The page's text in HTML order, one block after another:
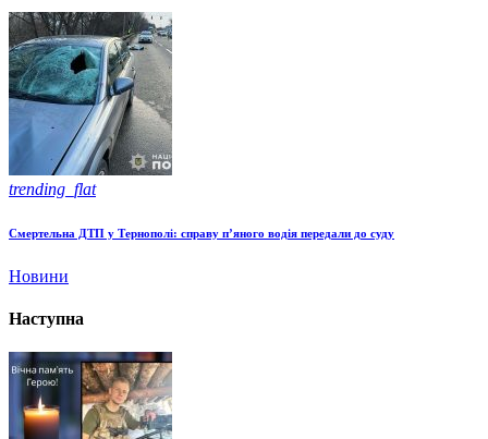
trending_flat
Смертельна ДТП у Тернополі: справу п’яного водія передали до суду
Новини
Наступна